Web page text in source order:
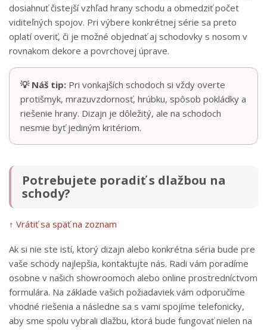
dosiahnuť čistejší vzhľad hrany schodu a obmedziť počet
viditeľných spojov. Pri výbere konkrétnej série sa preto
oplatí overiť, či je možné objednať aj schodovky s nosom v
rovnakom dekore a povrchovej úprave.
💡 Náš tip: Pri vonkajších schodoch si vždy overte
protišmyk, mrazuvzdornosť, hrúbku, spôsob pokládky a
riešenie hrany. Dizajn je dôležitý, ale na schodoch
nesmie byť jediným kritériom.
Potrebujete poradiť s dlažbou na
schody?
↑ Vrátiť sa späť na zoznam
Ak si nie ste istí, ktorý dizajn alebo konkrétna séria bude pre
vaše schody najlepšia, kontaktujte nás. Radi vám poradíme
osobne v našich showroomoch alebo online prostredníctvom
formulára. Na základe vašich požiadaviek vám odporučíme
vhodné riešenia a následne sa s vami spojíme telefonicky,
aby sme spolu vybrali dlažbu, ktorá bude fungovať nielen na